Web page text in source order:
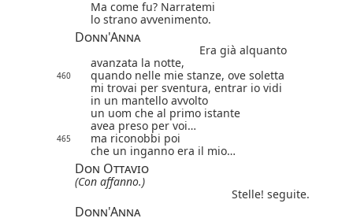
Ma come fu? Narratemi
lo strano avvenimento.
Donn'Anna
Era già alquanto
avanzata la notte,
460
quando nelle mie stanze, ove soletta
mi trovai per sventura, entrar io vidi
in un mantello avvolto
un uom che al primo istante
avea preso per voi…
465
ma riconobbi poi
che un inganno era il mio…
Don Ottavio
(Con affanno.)
Stelle! seguite.
Donn'Anna